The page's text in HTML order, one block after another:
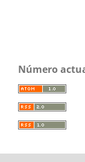
Número